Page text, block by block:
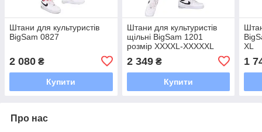
Штани для культуристів
BigSam 0827
2 080 ₴
Купити
Штани для культуристів
щільні BigSam 1201
розмір XXXXL-XXXXXL
2 349₴
Купити
XL
1
Про нас